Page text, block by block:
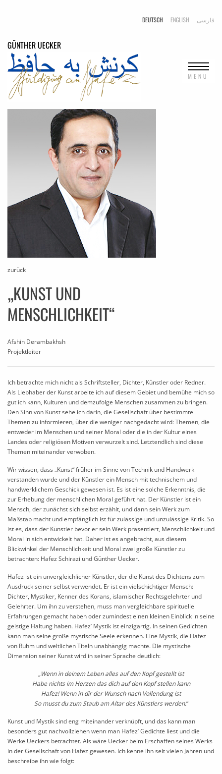
DEUTSCH ENGLISH فارسی
GÜNTHERUECKER
MENU
zurück
„KUNST UND
MENSCHLICHKEIT“
Afshin Derambakhsh
Projektleiter
Ich betrachte mich nicht als Schriftsteller, Dichter, Künstler oder Redner.
Als Liebhaber der Kunst arbeite ich auf diesem Gebiet und bemühe mich so
gut ich kann, Kulturen und demzufolge Menschen zusammen zu bringen.
Den Sinn von Kunst sehe ich darin, die Gesellschaft über bestimmte
Themen zu informieren, über die weniger nachgedacht wird: Themen, die
entweder im Menschen und seiner Moral oder die in der Kultur eines
Landes oder religiösen Motiven verwurzelt sind. Letztendlich sind diese
Themen miteinander verwoben.
Wir wissen, dass „Kunst“ früher im Sinne von Technik und Handwerk
verstanden wurde und der Künstler ein Mensch mit technischem und
handwerklichem Geschick gewesen ist. Es ist eine solche Erkenntnis, die
zur Erhebung der menschlichen Moral geführt hat. Der Künstler ist ein
Mensch, der zunächst sich selbst erzählt, und dann sein Werk zum
Maßstab macht und empfänglich ist für zulässige und unzulässige Kritik. So
ist es, dass der Künstler bevor er sein Werk präsentiert, Menschlichkeit und
Moral in sich entwickelt hat. Daher ist es angebracht, aus diesem
Blickwinkel der Menschlichkeit und Moral zwei große Künstler zu
betrachten: Hafez Schirazi und Günther Uecker.
Hafez ist ein unvergleichlicher Künstler, der die Kunst des Dichtens zum
Ausdruck seiner selbst verwendet. Er ist ein vielschichtiger Mensch:
Dichter, Mystiker, Kenner des Korans, islamischer Rechtsgelehrter und
Gelehrter. Um ihn zu verstehen, muss man vergleichbare spirituelle
Erfahrungen gemacht haben oder zumindest einen kleinen Einblick in seine
geistige Haltung haben. Hafez’ Mystik ist einzigartig. In seinen Gedichten
kann man seine große mystische Seele erkennen. Eine Mystik, die Hafez
von Ruhm und weltlichen Titeln unabhängig machte. Die mystische
Dimension seiner Kunst wird in seiner Sprache deutlich:
„Wenn in deinem Leben alles auf den Kopf gestellt ist
Habe nichts im Herzen das dich auf den Kopf stellen kann
Hafez! Wenn in dir der Wunsch nach Vollendung ist
So musst du zum Staub am Altar des Künstlers werden.“
Kunst und Mystik sind eng miteinander verknüpft, und das kann man
besonders gut nachvollziehen wenn man Hafez’ Gedichte liest und die
Werke Ueckers betrachtet. Als wäre Uecker beim Erschaffen seines Werks
in der Gesellschaft von Hafez gewesen. Ich kenne ihn seit vielen Jahren und
beschreibe ihn wie folgt: